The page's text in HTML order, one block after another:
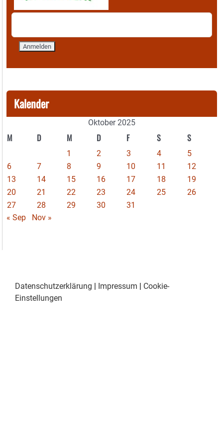
Kalender
Oktober 2025
M D M D F S S
1 2 3 4
5
6
7 8 9 10 11
12
13
14 15 16 17 18
19
20
21 22 23 24 25
26
27
28 29 30
31
« Sep
Nov »
Datenschutzerklärung Impressum
Cookie-
Einstellungen